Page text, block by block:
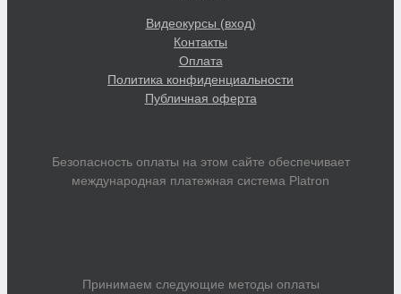
Видеокурсы (вход)
Контакты
Оплата
Политика конфиденциальности
Публичная оферта
Безопасность оплаты на этом сайте обеспечивает
международная платежная система Platron
Принимаем следующие методы оплаты